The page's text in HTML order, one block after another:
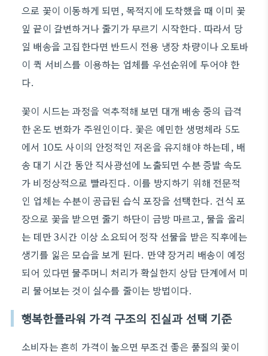
으로 꽃이 이동하게 되면, 목적지에 도착했을 때 이미 꽃
잎 끝이 갈변하거나 줄기가 무르기 시작한다. 따라서 당
일 배송을 고집한다면 반드시 전용 냉장 차량이나 오토바
이 퀵 서비스를 이용하는 업체를 우선순위에 두어야 한
다.
꽃이 시드는 과정을 역추적해 보면 대개 배송 중의 급격
한 온도 변화가 주원인이다. 꽃은 예민한 생명체라 5도
에서 10도 사이의 안정적인 저온을 유지해야 하는데, 배
송 대기 시간 동안 직사광선에 노출되면 수분 증발 속도
가 비정상적으로 빨라진다. 이를 방지하기 위해 전문적
인 업체는 수분이 공급된 습식 포장을 선택한다. 건식 포
장으로 꽃을 받으면 줄기 하단이 금방 마르고, 물을 올리
는 데만 3시간 이상 소요되어 정작 선물을 받은 직후에는
생기를 잃은 모습을 보게 된다. 만약 장거리 배송이 예정
되어 있다면 물주머니 처리가 확실한지 상담 단계에서 미
리 물어보는 것이 실수를 줄이는 방법이다.
행복한플라워 가격 구조의 진실과 선택 기준
소비자는 흔히 가격이 높으면 무조건 좋은 품질의 꽃이